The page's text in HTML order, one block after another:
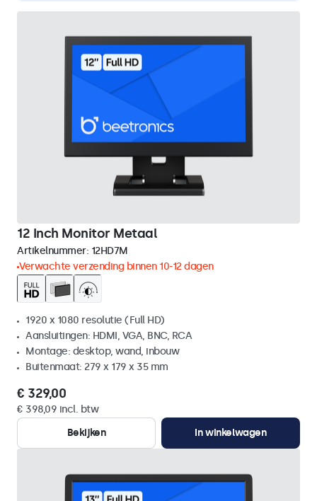
12 Inch Monitor Metaal
Artikelnummer: 12HD7M
Verwachte verzending binnen 10-12 dagen
1920 x 1080 resolutie (Full HD)
Aansluitingen: HDMI, VGA, BNC, RCA
Montage: desktop, wand, inbouw
Buitenmaat: 279 x 179 x 35 mm
€ 329,00
€ 398,09 incl. btw
Bekijken
In winkelwagen